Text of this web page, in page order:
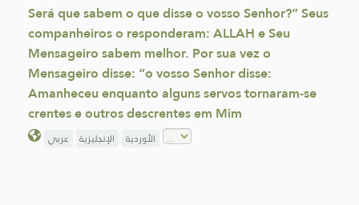
Será que sabem o que disse o vosso Senhor?” Seus
companheiros o responderam: ALLAH e Seu
Mensageiro sabem melhor. Por sua vez o
Mensageiro disse: “o vosso Senhor disse:
Amanheceu enquanto alguns servos tornaram-se
crentes e outros descrentes em Mim
عربي الإنجليزية الأوردية